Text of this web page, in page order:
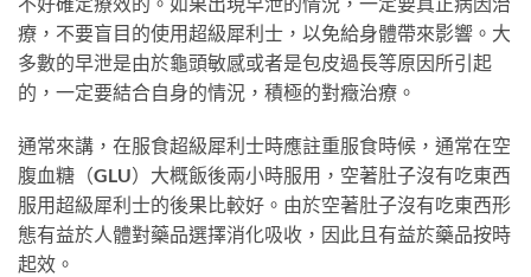
療，不要盲目的使用超級犀利士，以免給身體帶來影響。大
多數的早泄是由於龜頭敏感或者是包皮過長等原因所引起
的，一定要結合自身的情況，積極的對癥治療。
通常來講，在服食超級犀利士時應註重服食時候，通常在空
腹血糖（GLU）大概飯後兩小時服用，空著肚子沒有吃東西
服用超級犀利士的後果比較好。由於空著肚子沒有吃東西形
態有益於人體對藥品選擇消化吸收，因此且有益於藥品按時
起效。